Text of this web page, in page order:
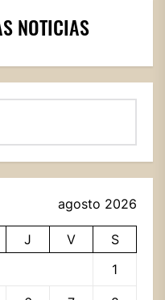
NOTICIAS
agosto 2026
J V
S
1